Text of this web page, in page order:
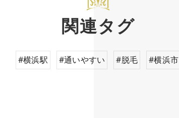
関連タグ
#横浜駅 #通いやすい #脱毛 #横浜市